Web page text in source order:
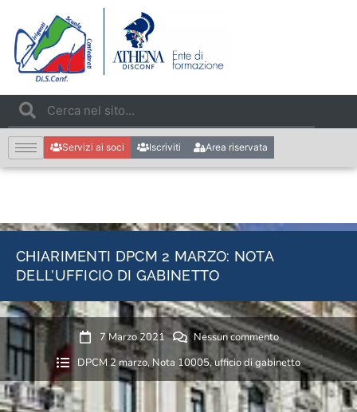
Servizi ai soci Iscriviti Area riservata
CHIARIMENTI DPCM 2 MARZO: NOTA
DELL’UFFICIO DI GABINETTO
7 Marzo 2021
Nessun commento
DPCM 2 marzo,Nota 10005,ufficio di gabinetto